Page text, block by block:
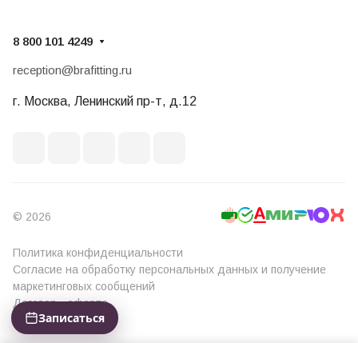
8 800 101 4249
reception@brafitting.ru
г. Москва, Ленинский пр-т, д.12
© 2026
Политика конфиденциальности
Согласие на обработку персональных данных и получение
маркетинговых сообщений
Договор - оферта
Записаться